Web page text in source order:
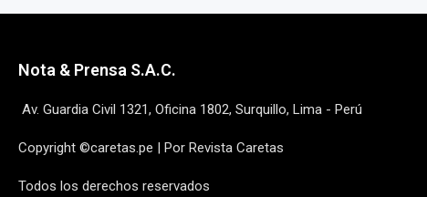
Nota & Prensa S.A.C.
Av. Guardia Civil 1321, Oficina 1802, Surquillo, Lima - Perú
Copyright ©caretas.pe | Por Revista Caretas
Todos los derechos reservados